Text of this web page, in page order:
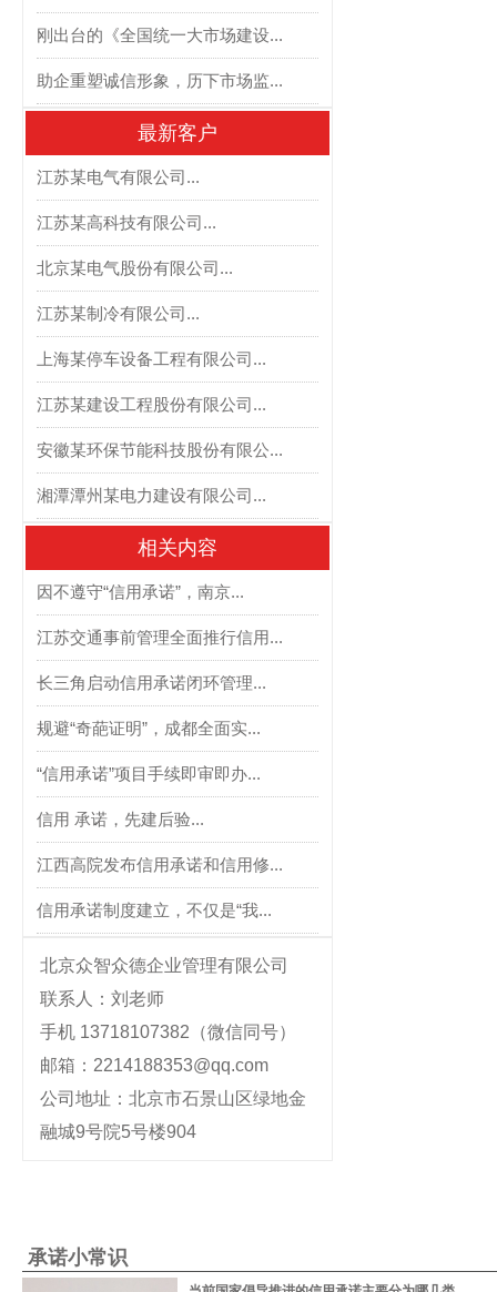
刚出台的《全国统一大市场建设...
助企重塑诚信形象，历下市场监...
最新客户
江苏某电气有限公司...
江苏某高科技有限公司...
北京某电气股份有限公司...
江苏某制冷有限公司...
上海某停车设备工程有限公司...
江苏某建设工程股份有限公司...
安徽某环保节能科技股份有限公...
湘潭潭州某电力建设有限公司...
相关内容
因不遵守“信用承诺”，南京...
江苏交通事前管理全面推行信用...
长三角启动信用承诺闭环管理...
规避“奇葩证明”，成都全面实...
“信用承诺”项目手续即审即办...
信用 承诺，先建后验...
江西高院发布信用承诺和信用修...
信用承诺制度建立，不仅是“我...
北京众智众德企业管理有限公司
联系人：刘老师
手机 13718107382（微信同号）
邮箱：2214188353@qq.com
公司地址：北京市石景山区绿地金
融城9号院5号楼904
承诺小常识